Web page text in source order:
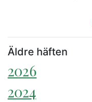
Äldre häften
2026
2024